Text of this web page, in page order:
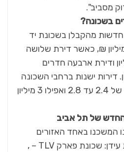
מסביב".
בשכונה?
חדשות מהקבלן בשכונת יד
נע בין 3 ל-4.5 מיליון ₪, כאשר דירת שלושה
נמכרת ב-3 מיליון ודירת ארבעה חדרים
ה-4 מיליון. דירות ישנות ברחבי השכונה
מוצעות למכירה במחיר של 2.4 עד 2.8 ואפילו 3 מיליון
החדש של תל אביב
המשכנו באחד האזורים
המבטיחים ביותר לדעת עידן: שכונת פארק TLV – ,